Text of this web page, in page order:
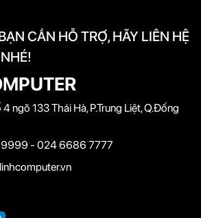
CẦN HỖ TRỢ, HÃY LIÊN HỆ
4 ngõ 133 Thái Hà, P.Trung Liệt, Q.Đống
- 024 6686 7777